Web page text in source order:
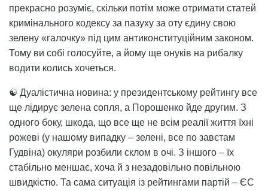
прекрасно розуміє, скільки потім може отримати статей
кримінального кодексу за пазуху за оту єдину свою
зелену «галочку» під цим антиконституційним законом.
Тому ви собі голосуйте, а йому ще онуків на рибалку
водити колись хочеться.
☯️ Дуалістична новина: у президентському рейтингу все
ще лідирує зелена сопля, а Порошенко йде другим. З
одного боку, шкода, що все ще не всім реалії життя їхні
рожеві (у нашому випадку – зелені, все по завєтам
Гудвіна) окуляри розбили склом в очі. З іншого – їх
стабільно меншає, хоча й з незадовільно повільною
швидкістю. Та сама ситуація із рейтингами партій – ЄС